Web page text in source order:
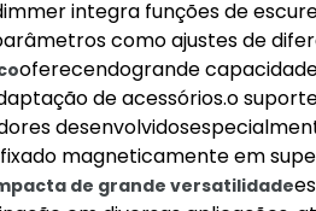
integra funções de
como ajustes de
oferecendogrande
de acessórios.o
magneticamente em
de grande versatilidade